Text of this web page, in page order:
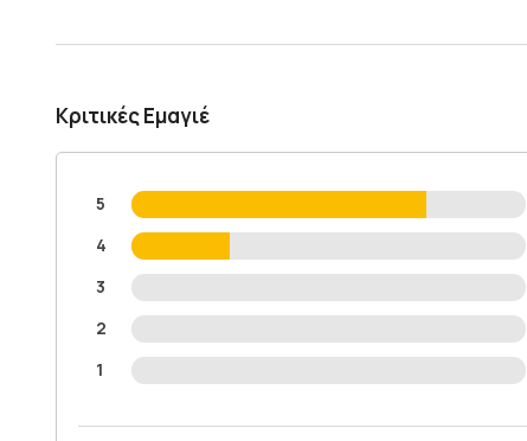
Κριτικές Εμαγιέ
5
4
3
2
1